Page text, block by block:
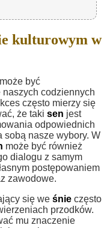
kulturowym w
może być
codziennych
często mierzy się
że taki sen jest
odpowiednich
sobą nasze wybory. W
może być również
dialogu z samym
postępowaniem
zawodowe.
się we śnie często
przodków.
mu znaczenie